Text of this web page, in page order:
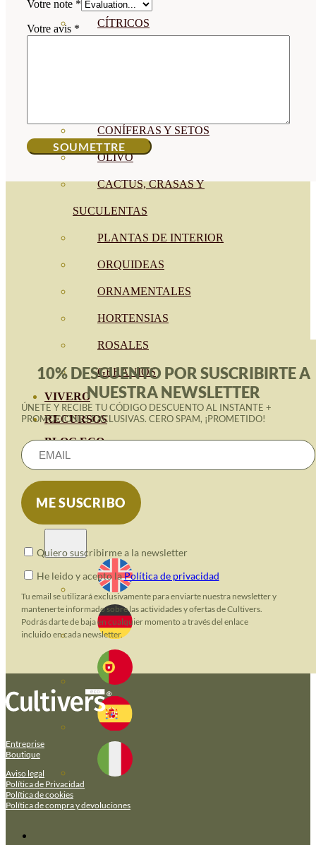
CÍTRICOS
CONÍFERAS Y SETOS
OLIVO
CACTUS, CRASAS Y
SUCULENTAS
PLANTAS DE INTERIOR
ORQUIDEAS
ORNAMENTALES
HORTENSIAS
ROSALES
GERANIOS
VIVERO
RECURSOS
BLOG ECO
Votre note *
Votre avis *
10% DESCUENTO POR SUSCRIBIRTE A
NUESTRA NEWSLETTER
ÚNETE Y RECIBE TU CÓDIGO DESCUENTO AL INSTANTE +
PROMOCIONES EXCLUSIVAS. CERO SPAM, ¡PROMETIDO!
Quiero suscribirme a la newsletter
He leido y acepto laPolítica de privacidad
Tu email se utilizará exclusivamente para enviarte nuestra newsletter y
mantenerte informado sobre las actividades y ofertas de Cultivers.
Podrás darte de baja en cualquier momento a través del enlace
incluido en cada newsletter.
Entreprise
Boutique
Aviso legal
Política de Privacidad
Política de cookies
Política de compra y devoluciones